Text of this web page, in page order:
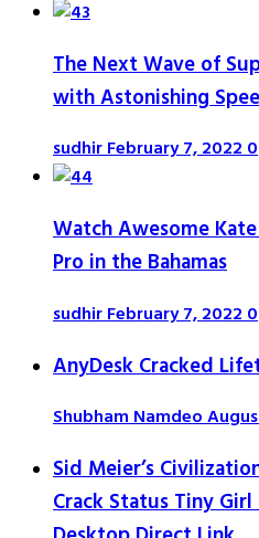
The Next Wave of
with Astonishing
sudhirFebruary 7, 20220
Watch Awesome
Pro in the Bahamas
sudhirFebruary 7, 20220
AnyDesk Cracked
Shubham Namdeo
Sid Meier’s
Crack Status Tiny